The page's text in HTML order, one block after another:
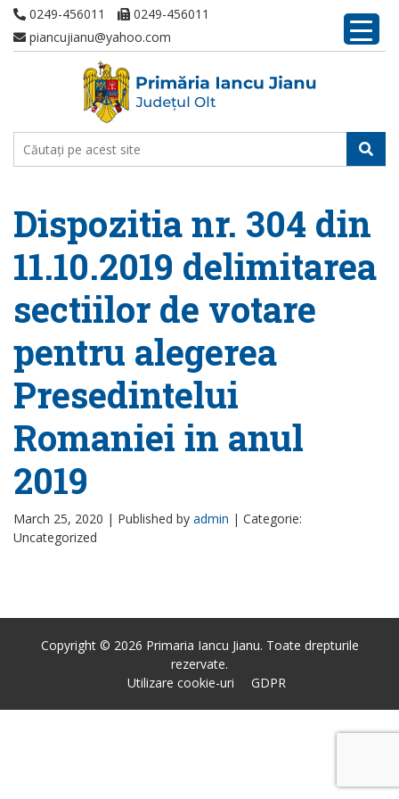
0249-456011
0249-456011
piancujianu@yahoo.com
Dispozitia nr. 304 din
11.10.2019 delimitarea
sectiilor de votare
pentru alegerea
Presedintelui
Romaniei in anul
2019
March 25, 2020 | Published by admin | Categorie:
Uncategorized
Copyright © 2026 Primaria Iancu Jianu. Toate drepturile
rezervate.
Utilizare cookie-uri
GDPR